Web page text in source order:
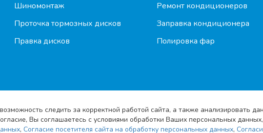
следить за корректной работой сайта, а также анализировать
Вы соглашаетесь с условиями обработки Ваших персональных
, Согласие посетителя сайта на обработку персональных данных,
Шиномонтаж
Проточка тормозных дисков
Правка дисков
Ремонт кондиционеров
Заправка кондиционера
Полировка фар